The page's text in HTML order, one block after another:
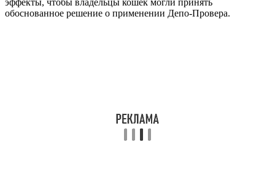
обоснованное решение о применении Депо-Провера.